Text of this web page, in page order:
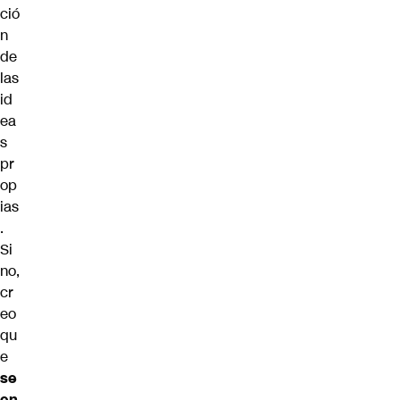
ció
n
de
las
id
ea
s
pr
op
ias
.
Si
no,
cr
eo
qu
e
se